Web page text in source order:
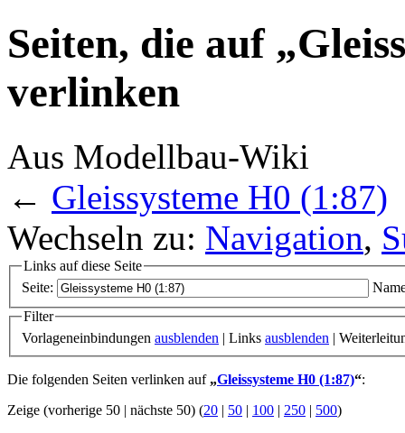
Seiten, die auf
verlinken
Aus Modellbau-Wiki
← Gleissysteme H0 (1:87)
Wechseln zu: Navigation,
Links auf diese Seite
Seite:
Filter
Vorlageneinbindungen ausblenden | Links ausblenden |
Die folgenden Seiten verlinken auf „Gleissysteme H0 (1:87)“:
Zeige (vorherige 50 | nächste 50) (20 | 50 | 100 | 250 | 500)